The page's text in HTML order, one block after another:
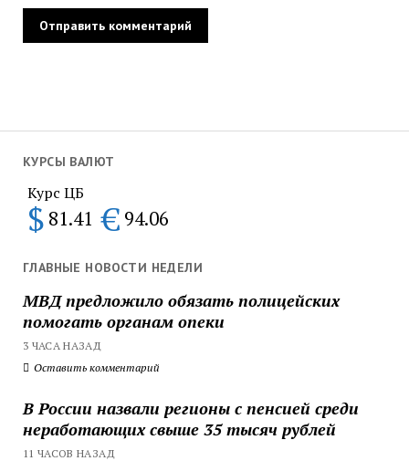
КУРСЫ ВАЛЮТ
Курс ЦБ
$ 81.41 € 94.06
ГЛАВНЫЕ НОВОСТИ НЕДЕЛИ
МВД предложило обязать полицейских
помогать органам опеки
3 ЧАСА НАЗАД
Оставить комментарий
В России назвали регионы с пенсией среди
неработающих свыше 35 тысяч рублей
11 ЧАСОВ НАЗАД